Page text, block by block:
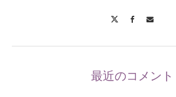
最近のコメント